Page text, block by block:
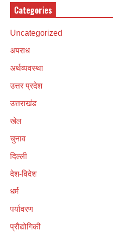
Categories
Uncategorized
अपराध
अर्थव्यवस्था
उत्तर प्रदेश
उत्तराखंड
खेल
चुनाव
दिल्ली
देश-विदेश
धर्म
पर्यावरण
प्रौद्योगिकी